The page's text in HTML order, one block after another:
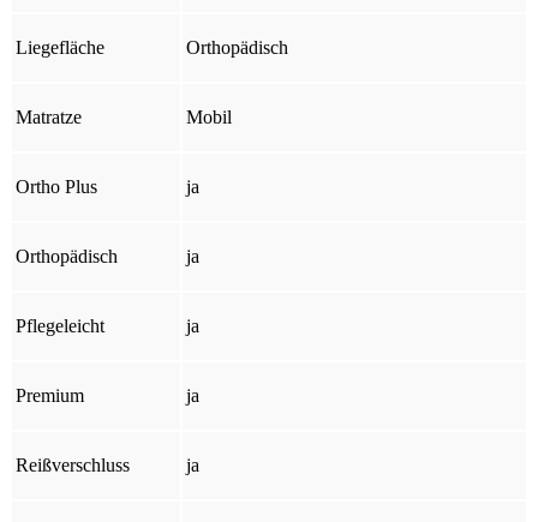
Liegefläche Orthopädisch
Matratze Mobil
Ortho Plus ja
Orthopädisch ja
Pflegeleicht ja
Premium ja
Reißverschluss ja